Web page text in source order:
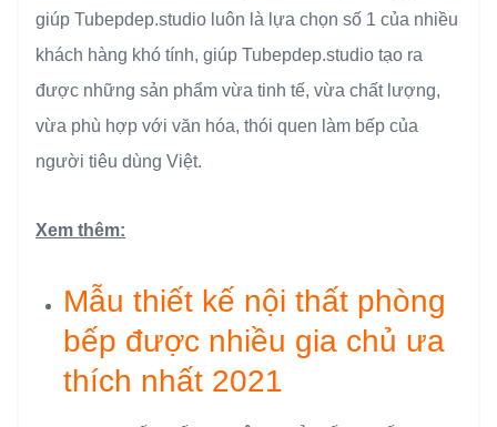
giúp Tubepdep.studio luôn là lựa chọn số 1 của nhiều
khách hàng khó tính, giúp Tubepdep.studio tạo ra
được những sản phẩm vừa tinh tế, vừa chất lượng,
vừa phù hợp với văn hóa, thói quen làm bếp của
người tiêu dùng Việt.
Xem thêm:
Mẫu thiết kế nội thất phòng
bếp được nhiều gia chủ ưa
thích nhất 2021